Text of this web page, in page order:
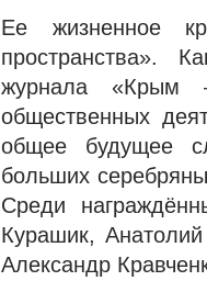
Ее жизненное
пространства».
журнала «Крым
общественных
общее будущее
больших
Среди
Курашик,
Александр